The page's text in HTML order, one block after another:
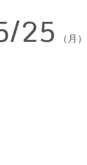
25 （月）